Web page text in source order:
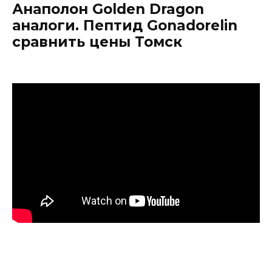
Анаполон Golden Dragon
аналоги. Пептид Gonadorelin
сравнить цены Томск